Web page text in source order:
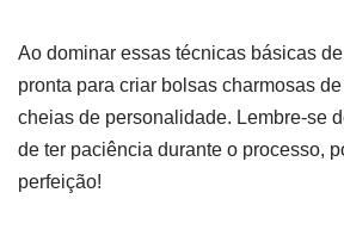
Ao dominar essas técnicas básicas
pronta para criar bolsas charmosas
cheias de personalidade. Lembre-se
de ter paciência durante o processo,
perfeição!